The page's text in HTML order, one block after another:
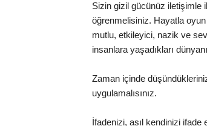
Sizin gizil gücünüz iletişimle
öğrenmelisiniz. Hayatla oyun
mutlu, etkileyici, nazik ve
insanlara yaşadıkları
Zaman içinde
uygulamalısınız.
İfadenizi, asıl kendinizi